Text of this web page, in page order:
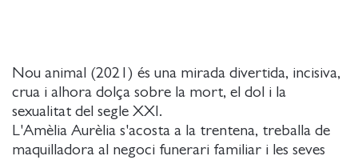
Nou animal (2021) és una mirada divertida, incisiva,
crua i alhora dolça sobre la mort, el dol i la
sexualitat del segle XXI.
L'Amèlia Aurèlia s'acosta a la trentena, treballa de
maquilladora al negoci funerari familiar i les seves